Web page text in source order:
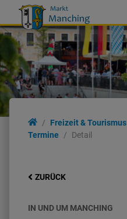
Freizeit & Tourismus
Termine
Detail
ZURÜCK
IN UND UM MANCHING